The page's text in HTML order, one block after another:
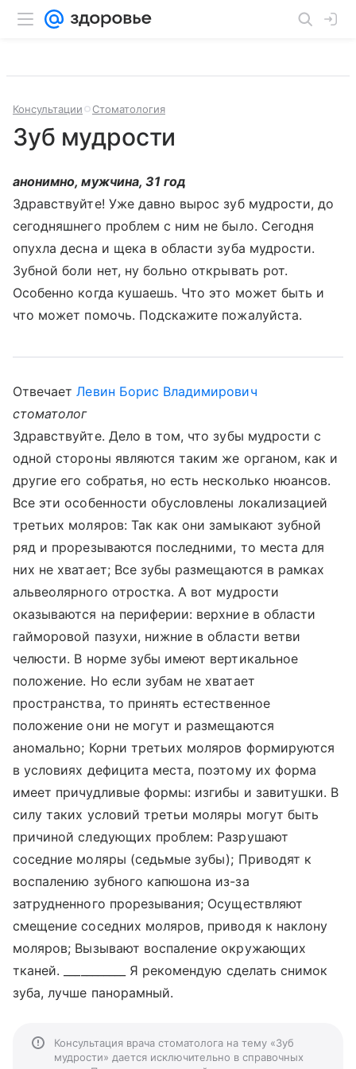
Консультации Стоматология
Зуб мудрости
анонимно, мужчина, 31 год
Здравствуйте! Уже давно вырос зуб мудрости, до
сегодняшнего проблем с ним не было. Сегодня
опухла десна и щека в области зуба мудрости.
Зубной боли нет, ну больно открывать рот.
Особенно когда кушаешь. Что это может быть и
что может помочь. Подскажите пожалуйста.
ОтвечаетЛевин Борис Владимирович
стоматолог
Здравствуйте. Дело в том, что зубы мудрости с
одной стороны являются таким же органом, как и
другие его собратья, но есть несколько нюансов.
Все эти особенности обусловлены локализацией
третьих моляров: Так как они замыкают зубной
ряд и прорезываются последними, то места для
них не хватает; Все зубы размещаются в рамках
альвеолярного отростка. А вот мудрости
оказываются на периферии: верхние в области
гайморовой пазухи, нижние в области ветви
челюсти. В норме зубы имеют вертикальное
положение. Но если зубам не хватает
пространства, то принять естественное
положение они не могут и размещаются
аномально; Корни третьих моляров формируются
в условиях дефицита места, поэтому их форма
имеет причудливые формы: изгибы и завитушки. В
силу таких условий третьи моляры могут быть
причиной следующих проблем: Разрушают
соседние моляры (седьмые зубы); Приводят к
воспалению зубного капюшона из-за
затрудненного прорезывания; Осуществляют
смещение соседних моляров, приводя к наклону
моляров; Вызывают воспаление окружающих
тканей. ___________ Я рекомендую сделать снимок
зуба, лучше панорамный.
Консультация врача стоматолога на тему «Зуб
мудрости» дается исключительно в справочных